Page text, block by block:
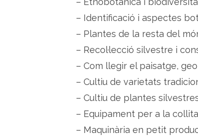
– Identificació i aspectes
– Plantes de la resta del
– Recol·lecció silvestre i
– Com llegir el paisatge,
– Cultiu de varietats
– Cultiu de plantes
– Equipament per a la
– Maquinària en petit